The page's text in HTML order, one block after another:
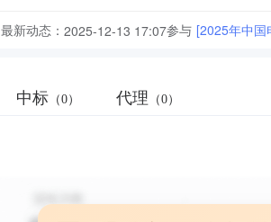
最新动态： 2025-12-13 17:07参与 [2025年中国
中标 （0） 代理 （0）